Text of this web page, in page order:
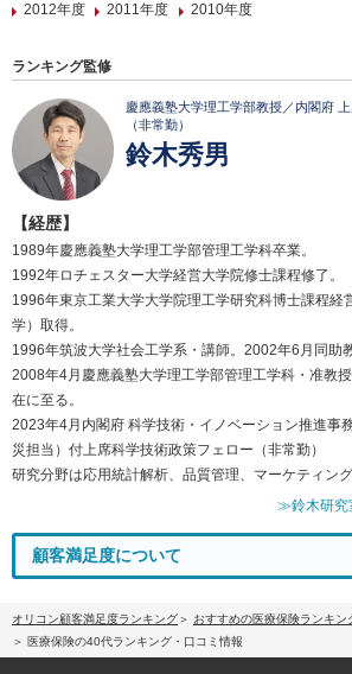
2012年度
2011年度 2010年度
ランキング監修
慶應義塾大学理工学部教授／内閣府
（非常勤）
鈴木秀男
【経歴】
1989年慶應義塾大学理工学部管理工学科卒業。
1992年ロチェスター大学経営大学院修士課程修了。
1996年東京工業大学大学院理工学研究科博士課程経
学）取得。
1996年筑波大学社会工学系・講師。2002年6月同助教
2008年4月慶應義塾大学理工学部管理工学科・准教
在に至る。
2023年4月内閣府 科学技術・イノベーション推進事
災担当）付上席科学技術政策フェロー（非常勤）
研究分野は応用統計解析、品質管理、マーケティング
≫鈴木研究
顧客満足度について
オリコン顧客満足度ランキング おすすめの医療保険ランキン
医療保険の40代ランキング・口コミ情報